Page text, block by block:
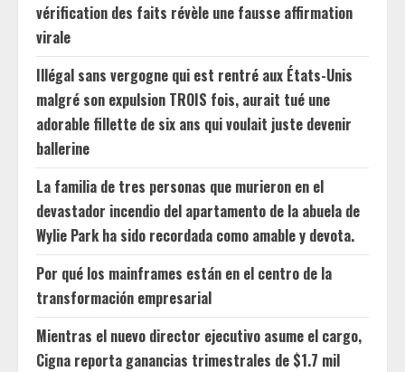
vérification des faits révèle une fausse affirmation
virale
Illégal sans vergogne qui est rentré aux États-Unis
malgré son expulsion TROIS fois, aurait tué une
adorable fillette de six ans qui voulait juste devenir
ballerine
La familia de tres personas que murieron en el
devastador incendio del apartamento de la abuela de
Wylie Park ha sido recordada como amable y devota.
Por qué los mainframes están en el centro de la
transformación empresarial
Mientras el nuevo director ejecutivo asume el cargo,
Cigna reporta ganancias trimestrales de $1.7 mil